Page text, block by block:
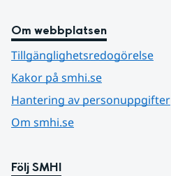
Om webbplatsen
Tillgänglighetsredogörelse
Kakor på smhi.se
Hantering av personuppgifter
Om smhi.se
Följ SMHI